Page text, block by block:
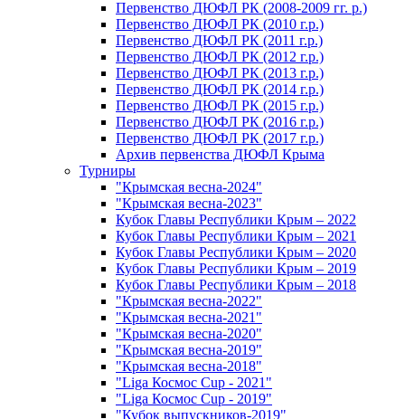
Первенство ДЮФЛ РК (2008-2009 гг. р.)
Первенство ДЮФЛ РК (2010 г.р.)
Первенство ДЮФЛ РК (2011 г.р.)
Первенство ДЮФЛ РК (2012 г.р.)
Первенство ДЮФЛ РК (2013 г.р.)
Первенство ДЮФЛ РК (2014 г.р.)
Первенство ДЮФЛ РК (2015 г.р.)
Первенство ДЮФЛ РК (2016 г.р.)
Первенство ДЮФЛ РК (2017 г.р.)
Архив первенства ДЮФЛ Крыма
Турниры
"Крымская весна-2024"
"Крымская весна-2023"
Кубок Главы Республики Крым – 2022
Кубок Главы Республики Крым – 2021
Кубок Главы Республики Крым – 2020
Кубок Главы Республики Крым – 2019
Кубок Главы Республики Крым – 2018
"Крымская весна-2022"
"Крымская весна-2021"
"Крымская весна-2020"
"Крымская весна-2019"
"Крымская весна-2018"
"Liga Космос Cup - 2021"
"Liga Космос Cup - 2019"
"Кубок выпускников-2019"